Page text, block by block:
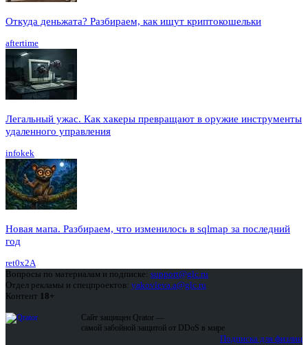
Откуда деньжата? Разбираем, как ищут криптокошельки
aftertime
Легальный ужас. Как хакеры превращают в оружие инструменты
удаленного управления
infokek
Новая мапа. Разбираем, что изменилось в sqlmap за последний
год
ret0x2A
Вопросы по материалам и подписке: support@glc.ru
Отдел рекламы и спецпроектов: yakovleva.a@glc.ru
Контент 18+
Сайт защищен Qrator —
самой забойной защитой от DDoS в мире
Подписка для физлиц